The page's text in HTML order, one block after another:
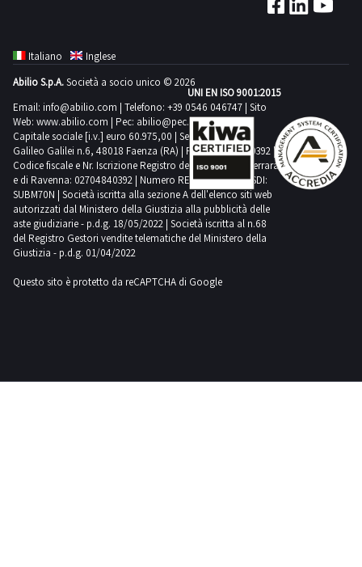
Italiano
Inglese
Abilio S.p.A.Società a socio unico © 2026
Email: info@abilio.com | Telefono: +39 0546 046747 | Sito
Web: www.abilio.com | Pec: abilio@pec.illimity.com
Capitale sociale [i.v.] euro 60.975,00 | Sede legale in Via
Galileo Galilei n.6, 48018 Faenza (RA) | P.IVA: 02704840392 |
Codice fiscale e Nr. Iscrizione Registro delle Imprese di Ferrara
e di Ravenna: 02704840392 | Numero REA RA 224830 | SDI:
SUBM70N | Società iscritta alla sezione A dell'elenco siti web
autorizzati dal Ministero della Giustizia alla pubblicità delle
aste giudiziarie - p.d.g. 18/05/2022 | Società iscritta al n.68
del Registro Gestori vendite telematiche del Ministero della
Giustizia - p.d.g. 01/04/2022
Questo sito è protetto da reCAPTCHA di Google
UNI EN ISO 9001:2015